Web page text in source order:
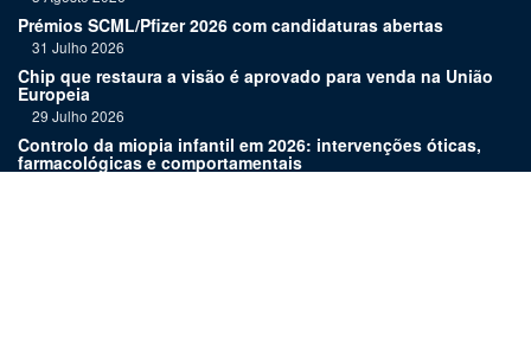
Prémios SCML/Pfizer 2026 com candidaturas abertas
31 Julho 2026
Chip que restaura a visão é aprovado para venda na União
Europeia
29 Julho 2026
Controlo da miopia infantil em 2026: intervenções óticas,
farmacológicas e comportamentais